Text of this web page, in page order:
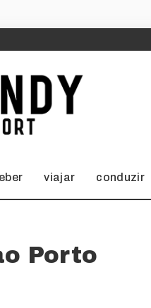
viajar conduzir
Porto